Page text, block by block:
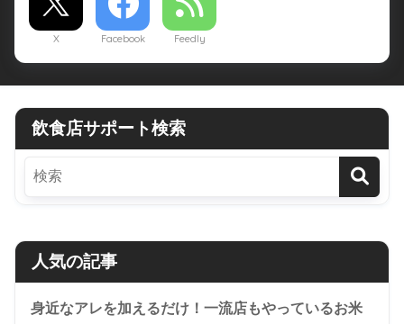
X Facebook Feedly
飲食店サポート検索
人気の記事
身近なアレを加えるだけ！一流店もやっているお米